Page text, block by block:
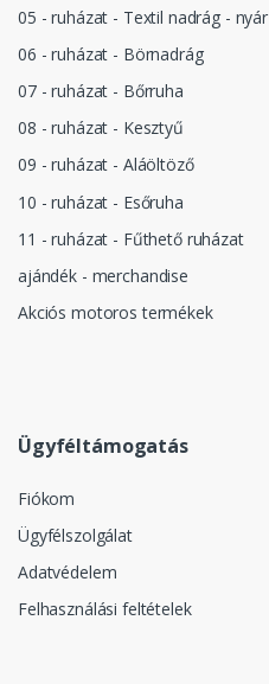
05 - ruházat - Textil nadrág - nyár
06 - ruházat - Börnadrág
07 - ruházat - Bőrruha
08 - ruházat - Kesztyű
09 - ruházat - Aláöltöző
10 - ruházat - Esőruha
11 - ruházat - Fűthető ruházat
ajándék - merchandise
Akciós motoros termékek
Ügyféltámogatás
Fiókom
Ügyfélszolgálat
Adatvédelem
Felhasználási feltételek